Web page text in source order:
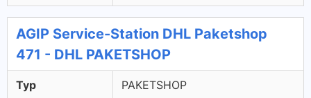
AGIP Service-Station DHL Paketshop
471 - DHL PAKETSHOP
Typ PAKETSHOP